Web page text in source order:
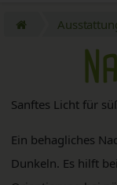
Sanftes Licht für
Ein behagliches
Dunkeln. Es hilft